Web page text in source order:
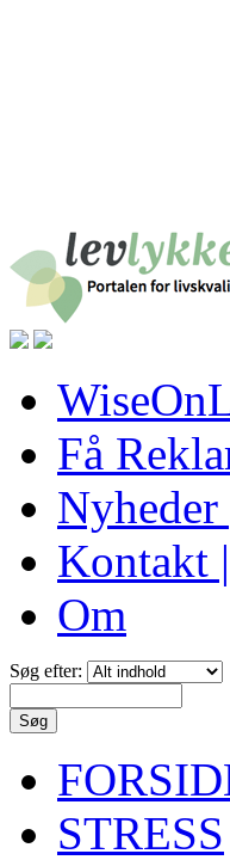
Få
Nyheder
Kontakt |
Om
Søg efter:
STRESS